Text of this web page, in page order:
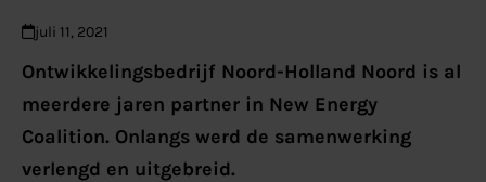
juli 11, 2021
Ontwikkelingsbedrijf Noord-Holland Noord is al
meerdere jaren partner in New Energy
Coalition. Onlangs werd de samenwerking
verlengd en uitgebreid.